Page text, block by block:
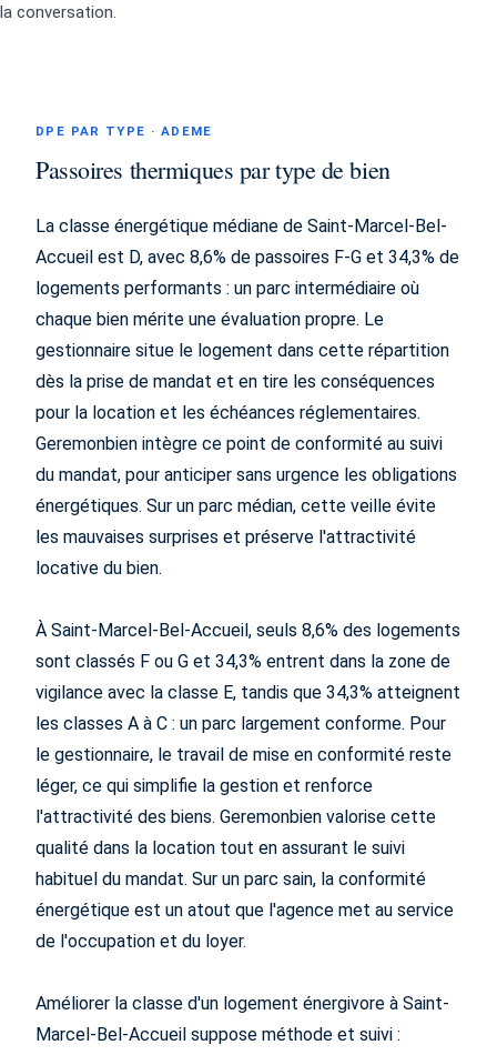
la conversation.
DPE PAR TYPE · ADEME
Passoires thermiques par type de bien
La classe énergétique médiane de Saint-Marcel-Bel-
Accueil est D, avec 8,6% de passoires F-G et 34,3% de
logements performants : un parc intermédiaire où
chaque bien mérite une évaluation propre. Le
gestionnaire situe le logement dans cette répartition
dès la prise de mandat et en tire les conséquences
pour la location et les échéances réglementaires.
Geremonbien intègre ce point de conformité au suivi
du mandat, pour anticiper sans urgence les obligations
énergétiques. Sur un parc médian, cette veille évite
les mauvaises surprises et préserve l'attractivité
locative du bien.
À Saint-Marcel-Bel-Accueil, seuls 8,6% des logements
sont classés F ou G et 34,3% entrent dans la zone de
vigilance avec la classe E, tandis que 34,3% atteignent
les classes A à C : un parc largement conforme. Pour
le gestionnaire, le travail de mise en conformité reste
léger, ce qui simplifie la gestion et renforce
l'attractivité des biens. Geremonbien valorise cette
qualité dans la location tout en assurant le suivi
habituel du mandat. Sur un parc sain, la conformité
énergétique est un atout que l'agence met au service
de l'occupation et du loyer.
Améliorer la classe d'un logement énergivore à Saint-
Marcel-Bel-Accueil suppose méthode et suivi :